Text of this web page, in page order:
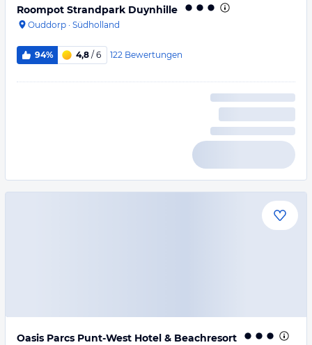
Roompot Strandpark Duynhille
Ouddorp · Südholland
94% 4,8 / 6 122 Bewertungen
Oasis Parcs Punt-West Hotel & Beachresort